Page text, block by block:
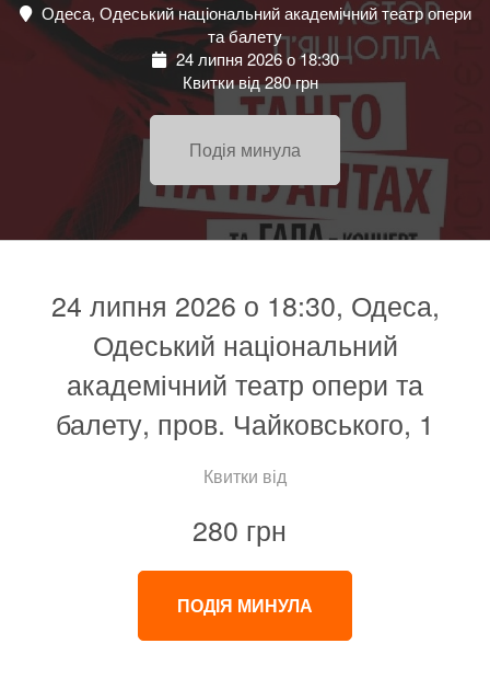
Одеса, Одеський національний академічний театр опери
та балету
24 липня 2026 о 18:30
Квитки від 280 грн
Подія минула
24 липня 2026 о 18:30, Одеса,
Одеський національний
академічний театр опери та
балету, пров. Чайковського, 1
Квитки від
280 грн
ПОДІЯ МИНУЛА